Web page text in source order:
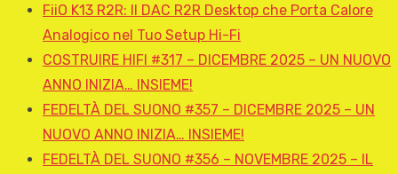
FiiO K13 R2R: Il DAC R2R Desktop che Porta Calore
Analogico nel Tuo Setup Hi-Fi
COSTRUIRE HIFI #317 – DICEMBRE 2025 – UN NUOVO
ANNO INIZIA… INSIEME!
FEDELTÀ DEL SUONO #357 – DICEMBRE 2025 – UN
NUOVO ANNO INIZIA… INSIEME!
FEDELTÀ DEL SUONO #356 – NOVEMBRE 2025 – IL